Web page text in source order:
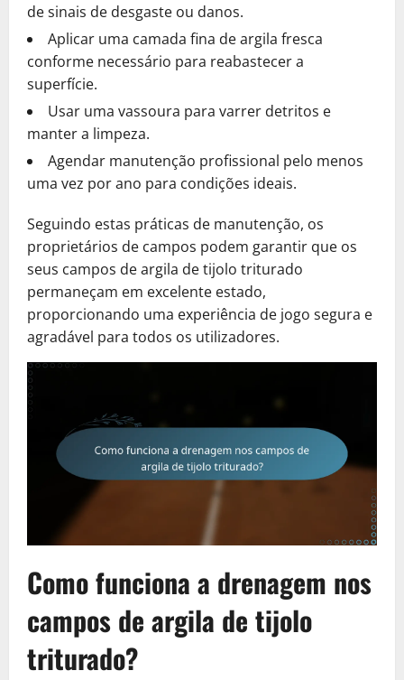
de sinais de desgaste ou danos.
Aplicar uma camada fina de argila fresca
conforme necessário para reabastecer a
superfície.
Usar uma vassoura para varrer detritos e
manter a limpeza.
Agendar manutenção profissional pelo menos
uma vez por ano para condições ideais.
Seguindo estas práticas de manutenção, os
proprietários de campos podem garantir que os
seus campos de argila de tijolo triturado
permaneçam em excelente estado,
proporcionando uma experiência de jogo segura e
agradável para todos os utilizadores.
Como funciona a drenagem nos
campos de argila de tijolo
triturado?